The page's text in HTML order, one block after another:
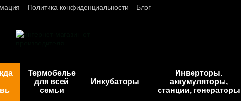
Политика конфиденциальности Блог
Термобелье
для всей
семьи
Инкубаторы
Инверторы,
аккумуляторы,
станции, генераторы